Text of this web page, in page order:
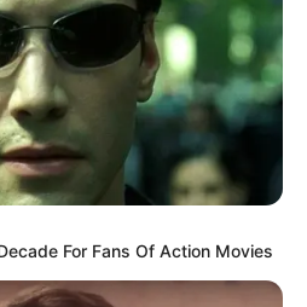
vehículos con placas
9 y 0
vehículos con placas
4 y 5
vehículos con placas
9 y 0
agosto:
vehículos con placas
no aplica la medida
For Fans Of Action Movies